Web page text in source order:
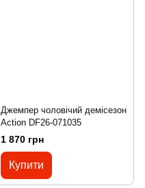
Джемпер чоловічий демісезон
Action DF26-071035
1 870 грн
Купити